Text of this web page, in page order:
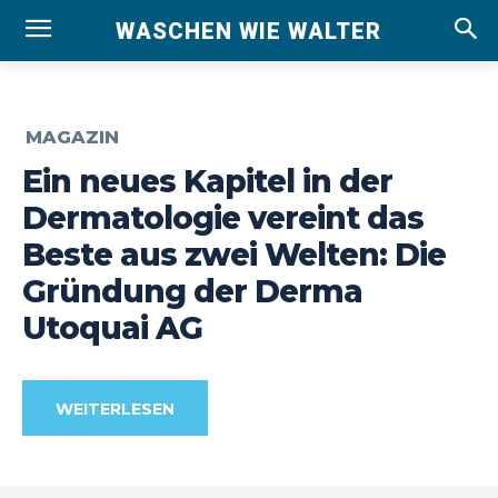
WASCHEN WIE WALTER
MAGAZIN
Ein neues Kapitel in der
Dermatologie vereint das
Beste aus zwei Welten: Die
Gründung der Derma
Utoquai AG
WEITERLESEN